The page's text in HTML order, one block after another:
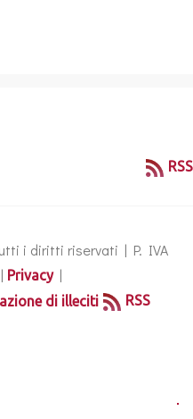
RSS
i diritti riservati | P. IVA
Privacy|
di illeciti RSS